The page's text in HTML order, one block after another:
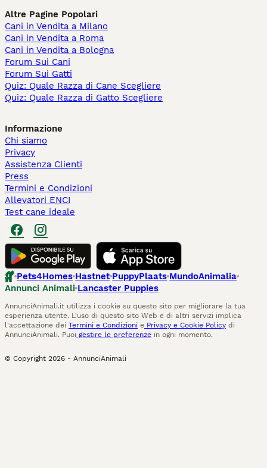
Altre Pagine Popolari
Cani in Vendita a Milano
Cani in Vendita a Roma
Cani in Vendita a Bologna
Forum Sui Cani
Forum Sui Gatti
Quiz: Quale Razza di Cane Scegliere
Quiz: Quale Razza di Gatto Scegliere
Informazione
Chi siamo
Privacy
Assistenza Clienti
Press
Termini e Condizioni
Allevatori ENCI
Test cane ideale
Pets4Homes Hastnet PuppyPlaats MundoAnimalia
Annunci Animali Lancaster Puppies
AnnunciAnimali.it utilizza i cookie su questo sito per migliorare la tua
esperienza utente. L'uso di questo sito Web e di altri servizi implica
l'accettazione dei Termini e Condizioni e Privacy e Cookie Policy di
AnnunciAnimali. Puoi gestire le preferenze in ogni momento.
© Copyright 2026 - AnnunciAnimali